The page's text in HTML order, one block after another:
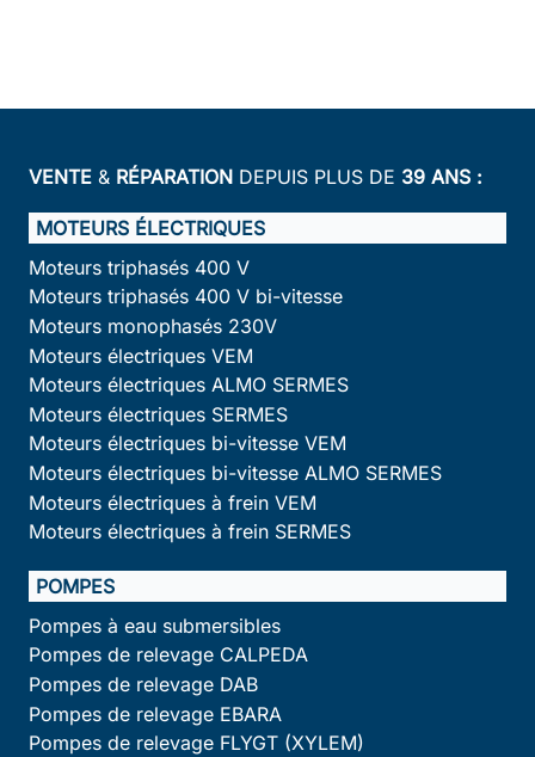
VENTE & RÉPARATION DEPUIS PLUS DE 39 ANS :
MOTEURS ÉLECTRIQUES
Moteurs triphasés 400 V
Moteurs triphasés 400 V bi-vitesse
Moteurs monophasés 230V
Moteurs électriques VEM
Moteurs électriques ALMO SERMES
Moteurs électriques SERMES
Moteurs électriques bi-vitesse VEM
Moteurs électriques bi-vitesse ALMO SERMES
Moteurs électriques à frein VEM
Moteurs électriques à frein SERMES
POMPES
Pompes à eau submersibles
Pompes de relevage CALPEDA
Pompes de relevage DAB
Pompes de relevage EBARA
Pompes de relevage FLYGT (XYLEM)